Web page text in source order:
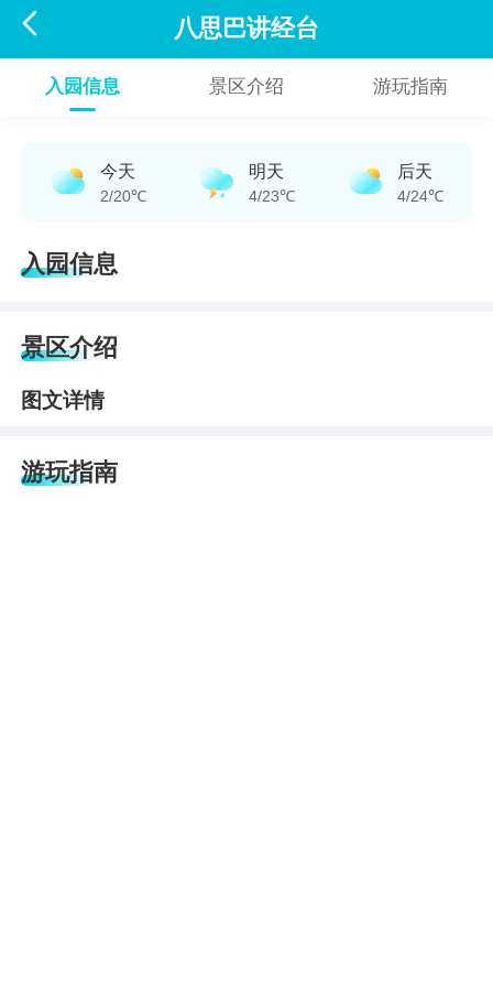
 八思巴讲经台
入园信息 景区介绍 游玩指南
今天
2/20℃
明天
4/23℃
后天
4/24℃
入园信息
景区介绍
图文详情
游玩指南